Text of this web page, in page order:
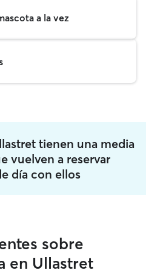
a la vez
tienen una media
vuelven a reservar
día con ellos
sobre
en Ullastret